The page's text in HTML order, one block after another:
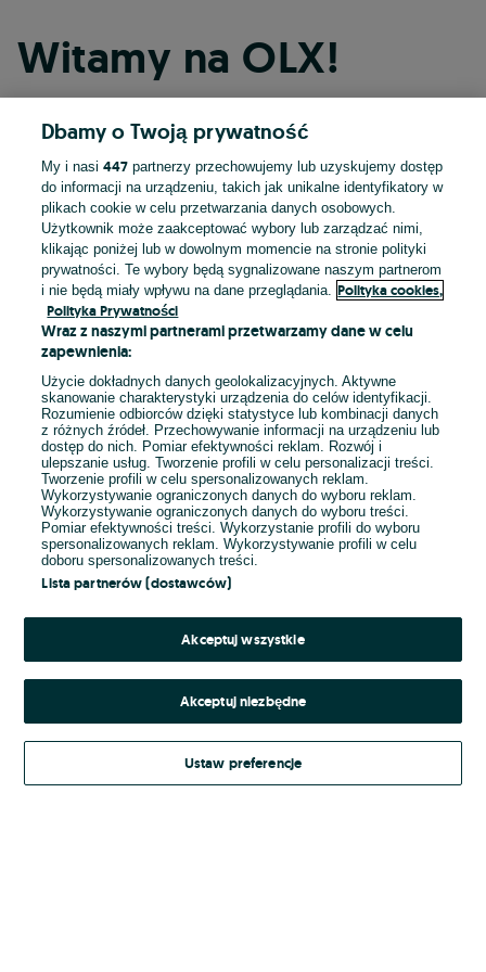
Witamy na OLX!
Kontynuuj przez Facebooka
Kontynuuj przez konto Apple
Kontynuuj przez konto Google
LUB
E-mail
Hasło
Kontynuując za pośrednictwem jednego z dostawców wskazanych powyżej,
Regulamin serwisu OLX.pl w jego aktualnym brzmieniu.
Dbamy o Twoją prywatność
My i nasi447 partnerzy przechowujemy lub uzyskujemy dostęp
do informacji na urządzeniu, takich jak unikalne identyfikatory w
plikach cookie w celu przetwarzania danych osobowych.
Użytkownik może zaakceptować wybory lub zarządzać nimi,
klikając poniżej lub w dowolnym momencie na stronie polityki
prywatności. Te wybory będą sygnalizowane naszym partnerom
i nie będą miały wpływu na dane przeglądania.
Polityka cookies,
Polityka Prywatności
Wraz z naszymi partnerami przetwarzamy dane w celu
zapewnienia:
Użycie dokładnych danych geolokalizacyjnych. Aktywne
skanowanie charakterystyki urządzenia do celów identyfikacji.
Rozumienie odbiorców dzięki statystyce lub kombinacji danych
z różnych źródeł. Przechowywanie informacji na urządzeniu lub
dostęp do nich. Pomiar efektywności reklam. Rozwój i
ulepszanie usług. Tworzenie profili w celu personalizacji treści.
Tworzenie profili w celu spersonalizowanych reklam.
Wykorzystywanie ograniczonych danych do wyboru reklam.
Wykorzystywanie ograniczonych danych do wyboru treści.
Pomiar efektywności treści. Wykorzystanie profili do wyboru
spersonalizowanych reklam. Wykorzystywanie profili w celu
doboru spersonalizowanych treści.
Lista partnerów (dostawców)
Akceptuj wszystkie
Akceptuj niezbędne
Ustaw preferencje